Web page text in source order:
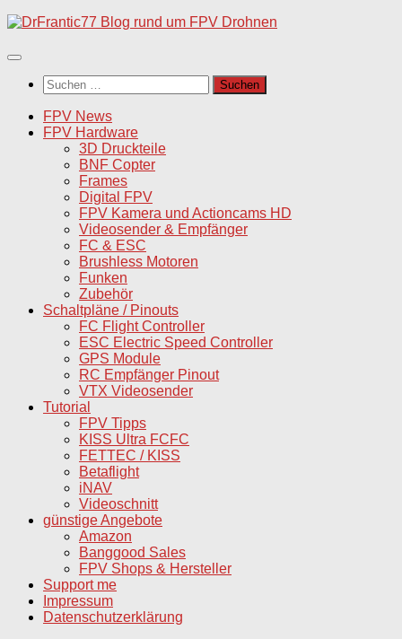
Unter
Inhalt
Suchen
nach:
FPV News
FPV Hardware
3D Druckteile
BNF Copter
Frames
Digital FPV
FPV Kamera und Actioncams HD
Videosender & Empfänger
FC & ESC
Brushless Motoren
Funken
Zubehör
Schaltpläne / Pinouts
FC Flight Controller
ESC Electric Speed Controller
GPS Module
RC Empfänger Pinout
VTX Videosender
Tutorial
FPV Tipps
KISS Ultra FCFC
FETTEC / KISS
Betaflight
iNAV
Videoschnitt
günstige Angebote
Amazon
Banggood Sales
FPV Shops & Hersteller
Support me
Impressum
Datenschutzerklärung